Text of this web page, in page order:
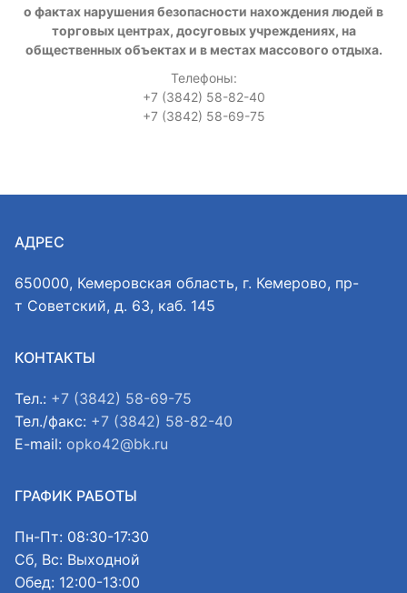
о фактах нарушения безопасности нахождения людей в
торговых центрах, досуговых учреждениях, на
общественных объектах и в местах массового отдыха.
Телефоны:
+7 (3842) 58-82-40
+7 (3842) 58-69-75
АДРЕС
650000, Кемеровская область, г. Кемерово, пр-
т Советский, д. 63, каб. 145
КОНТАКТЫ
Тел.: +7 (3842) 58-69-75
Тел./факс: +7 (3842) 58-82-40
E-mail: opko42@bk.ru
ГРАФИК РАБОТЫ
Пн-Пт: 08:30-17:30
Сб, Вс: Выходной
Обед: 12:00-13:00